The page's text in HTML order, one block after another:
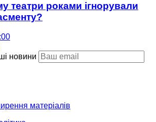
театри роками ігнорували
новини
матеріалів